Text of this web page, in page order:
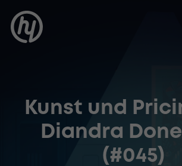
Kunst und
Diandra
(#045)